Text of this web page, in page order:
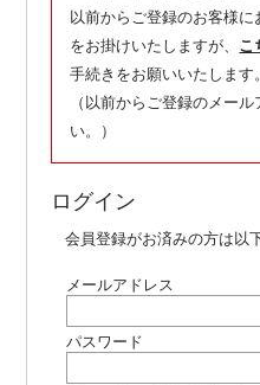
以前からご登録のお客様
をお掛けいたしますが、 こ
手続きをお願いいたします。
（以前からご登録のメー
い。）
ログイン
会員登録がお済みの方は以
メールアドレス
パスワード